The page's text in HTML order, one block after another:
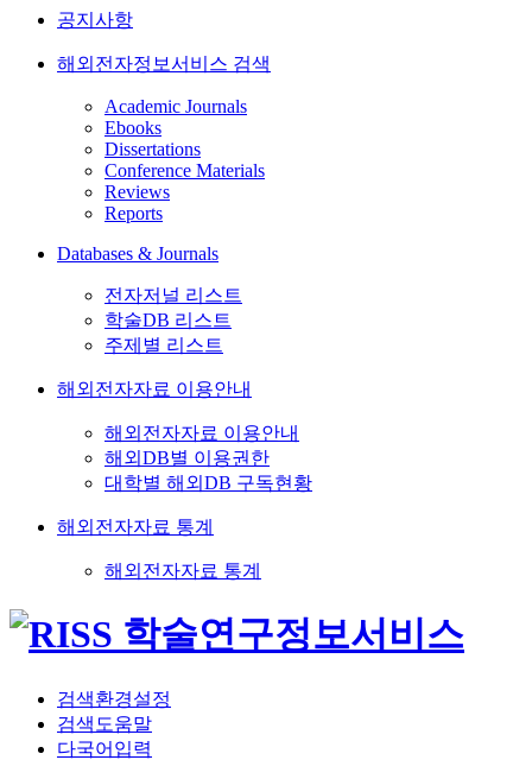
공지사항
해외전자정보서비스 검색
Academic Journals
Ebooks
Dissertations
Conference Materials
Reviews
Reports
Databases & Journals
전자저널 리스트
학술DB 리스트
주제별 리스트
해외전자자료 이용안내
해외전자자료 이용안내
해외DB별 이용권한
대학별 해외DB 구독현황
해외전자자료 통계
해외전자자료 통계
검색환경설정
검색도움말
다국어입력